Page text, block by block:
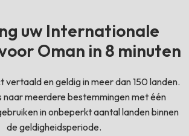
uw Internationale
Oman in 8 minuten
vertaald en geldig in meer dan 150 landen.
naar meerdere bestemmingen met één
in onbeperkt aantal landen binnen
de geldigheidsperiode.